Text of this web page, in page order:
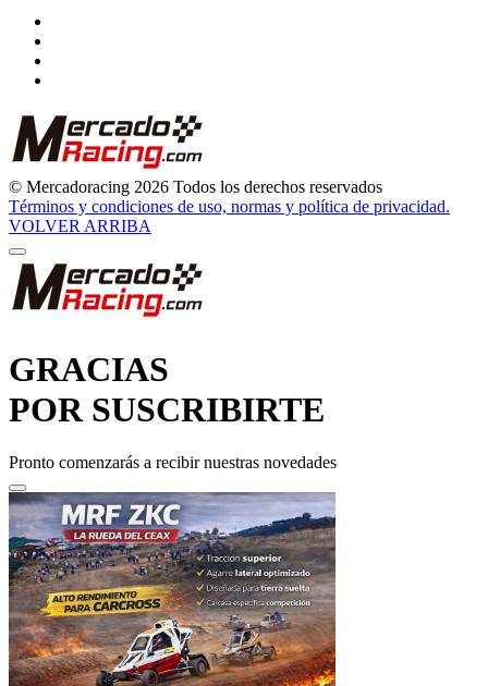
© Mercadoracing 2026 Todos los derechos reservados
Términos y condiciones de uso, normas y política de privacidad.
VOLVER ARRIBA
POR SUSCRIBIRTE